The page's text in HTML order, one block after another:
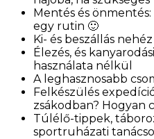
Mentés és
egy rutin 🙂
Ki- és beszállás
Élezés, és
használata nélkül
A leghasznosabb
Felkészülés
zsákodban? Hogyan
Túlélő-tippek,
sportruházati